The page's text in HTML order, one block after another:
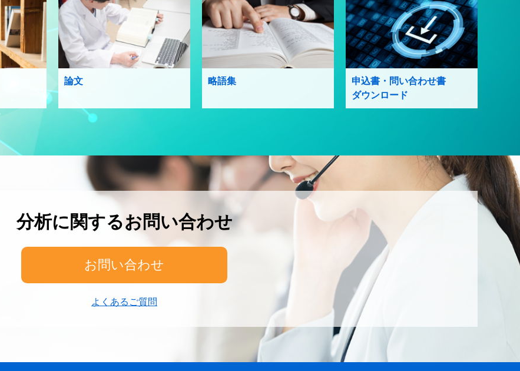
論文 略語集
申込書・問い合わせ書
ダウンロード
分析に関するお問い合わせ
お問い合わせ
よくあるご質問